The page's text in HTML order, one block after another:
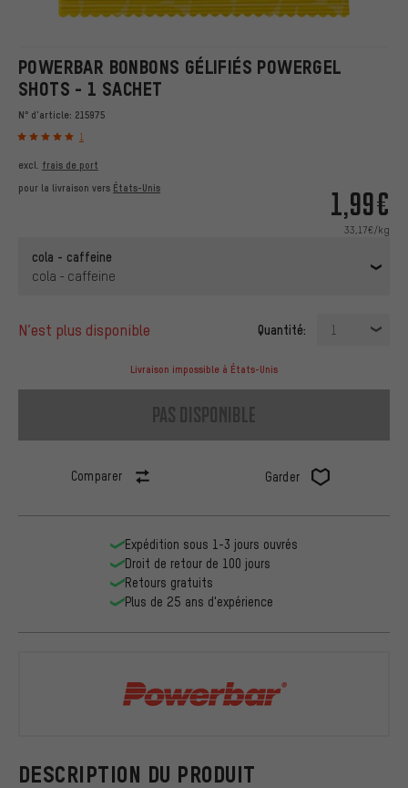
POWERBAR BONBONS GÉLIFIÉS POWERGEL
SHOTS - 1 SACHET
N° d'article: 215975
1
1,99€
33,17€/kg
excl. frais de port
pour la livraison vers États-Unis
cola - caffeine
cola - caffeine
n’est plus disponible Quantité: 1
Livraison impossible à États-Unis
pas disponible
Comparer Garder
DESCRIPTION DU PRODUIT
Expédition sous 1-3 jours ouvrés
Droit de retour de 100 jours
Retours gratuits
Plus de 25 ans d'expérience